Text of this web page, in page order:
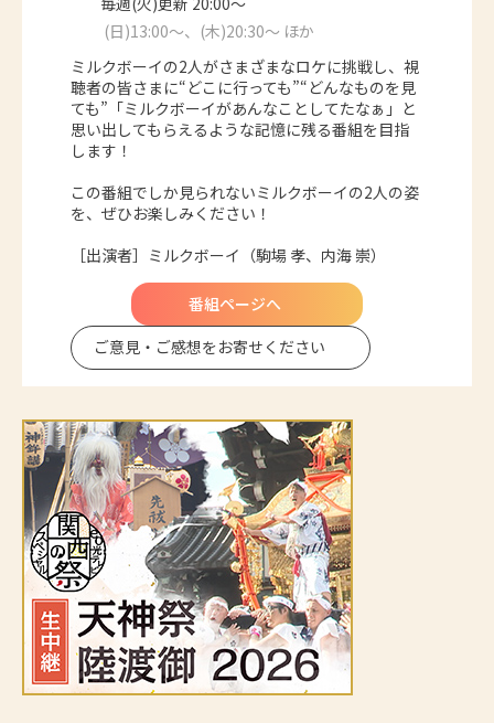
(日)13:00～、(木)20:30～ ほか
ミルクボーイの2人がさまざまなロケに挑戦し、視
聴者の皆さまに“どこに行っても”“どんなものを見
ても”「ミルクボーイがあんなことしてたなぁ」と
思い出してもらえるような記憶に残る番組を目指
します！
この番組でしか見られないミルクボーイの2人の姿
を、ぜひお楽しみください！
［出演者］ミルクボーイ（駒場 孝、内海 崇）
番組ページへ
ご意見・ご感想をお寄せください